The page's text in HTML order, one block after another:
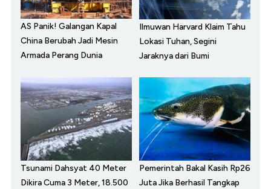
AS Panik! Galangan Kapal
China Berubah Jadi Mesin
Armada Perang Dunia
Ilmuwan Harvard Klaim Tahu
Lokasi Tuhan, Segini
Jaraknya dari Bumi
Tsunami Dahsyat 40 Meter
Dikira Cuma 3 Meter, 18.500
Pemerintah Bakal Kasih Rp26
Juta Jika Berhasil Tangkap